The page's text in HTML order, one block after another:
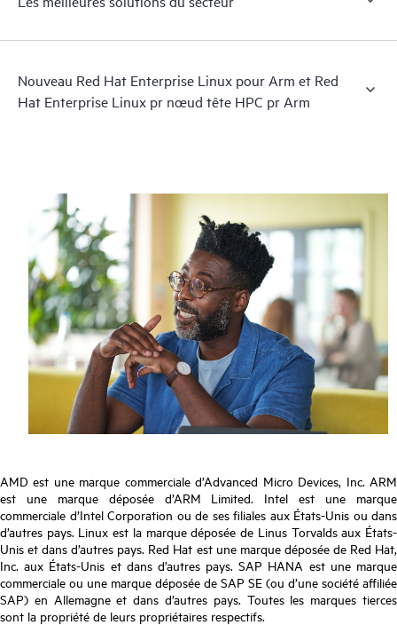
Nouveau Red Hat Enterprise Linux pour Arm et Red
Hat Enterprise Linux pr nœud tête HPC pr Arm
AMD est une marque commerciale d’Advanced Micro Devices, Inc. ARM
est une marque déposée d’ARM Limited. Intel est une marque
commerciale d’Intel Corporation ou de ses filiales aux États-Unis ou dans
d’autres pays. Linux est la marque déposée de Linus Torvalds aux États-
Unis et dans d’autres pays. Red Hat est une marque déposée de Red Hat,
Inc. aux États-Unis et dans d’autres pays. SAP HANA est une marque
commerciale ou une marque déposée de SAP SE (ou d’une société affiliée
SAP) en Allemagne et dans d’autres pays. Toutes les marques tierces
sont la propriété de leurs propriétaires respectifs.